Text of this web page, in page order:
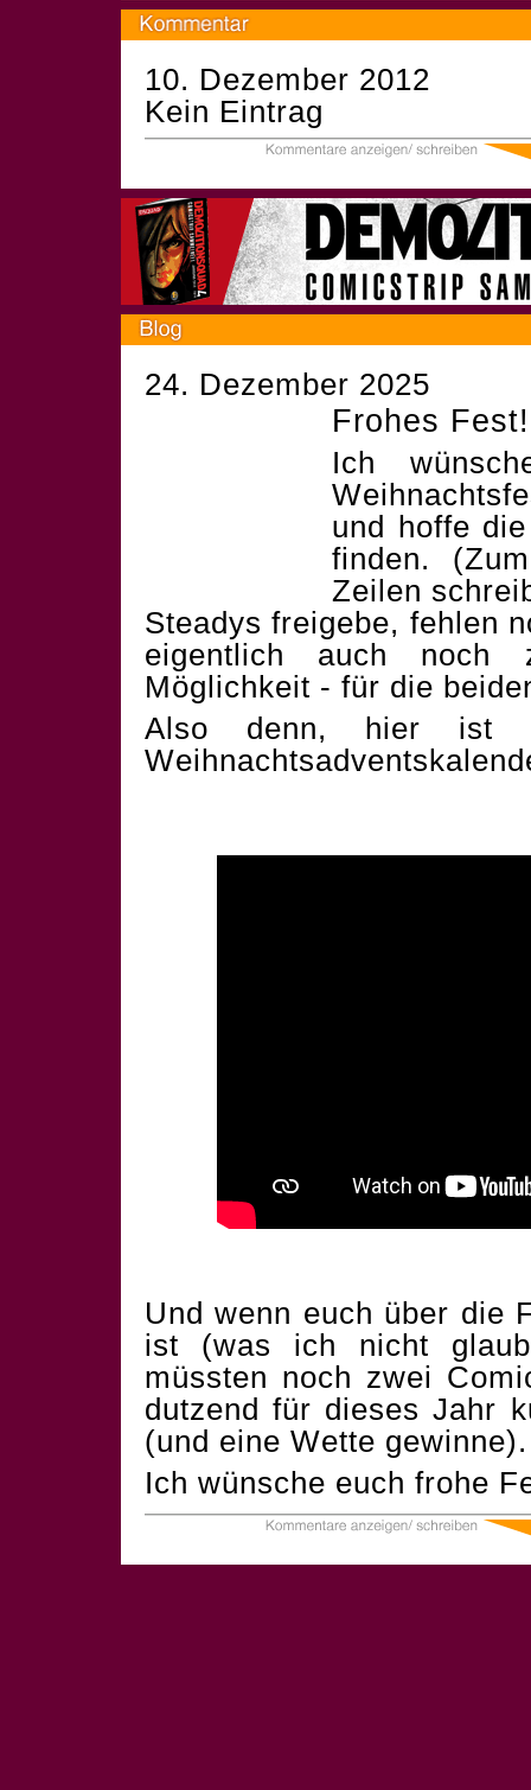
10. Dezember 2012
Kein Eintrag
24. Dezember 2025
Frohes Fest!
Ich
und hoffe
finden.
Zeilen
Steadys freigebe, fehlen
eigentlich auch noch
Möglichkeit - für die
Also denn, hier ist
Und wenn euch über die
ist (was ich nicht
müssten noch zwei
dutzend für dieses Jahr
(und eine Wette
Ich wünsche euch frohe